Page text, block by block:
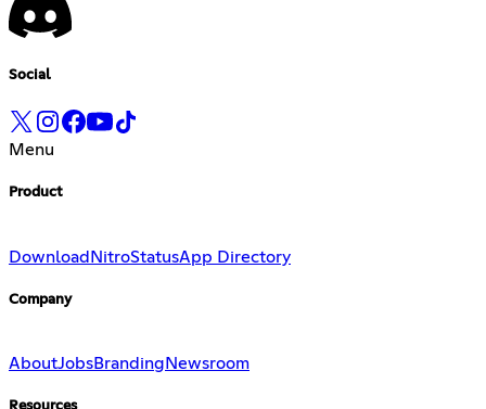
Social
Menu
Product
Download NitroStatusApp Directory
Company
AboutJobsBranding Newsroom